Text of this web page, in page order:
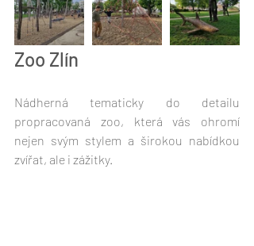
Zoo Zlín
Nádherná tematicky do detailu
propracovaná zoo, která vás ohromí
nejen svým stylem a širokou nabídkou
zvířat, ale i zážitky.